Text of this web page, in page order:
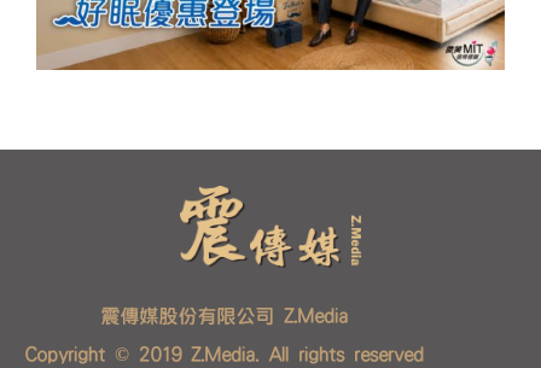
震傳媒股份有限公司 Z.Media
Copyright © 2019 Z.Media. All rights reserved